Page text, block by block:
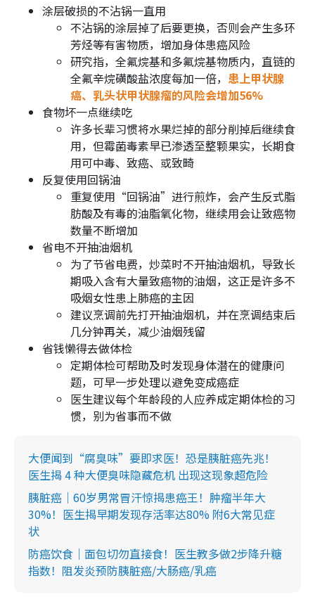
涂层破损的不沾锅一直用
不沾锅的涂层掉了后要更换，否则会产生多环
芳烃等有害物质，增加身体患癌风险
研究指，全氟烷基和多氟烷基物质内，直链的
全氟辛烷磺酸盐浓度每加一倍， 患上甲状腺
癌、乳头状甲状腺瘤的风险会增加56%
食物坏一点继续吃
许多长辈习惯将水果烂掉的部分削掉后继续食
用，但霉菌毒素早已渗透至整颗果实，长期食
用可中毒、致癌、或致畸
反复使用回锅油
重复使用“回锅油”进行煎炸，会产生反式脂
肪酸及有毒的油脂氧化物，继续用会让致癌物
数量不断增加
省电不开抽油烟机
为了节省电费，炒菜时不开抽油烟机，导致长
期吸入含有大量致癌物的油烟，这正是许多不
吸烟女性患上肺癌的主因
建议烹调前先打开抽油烟机，并在烹调结束后
几分钟再关，减少油烟残留
省钱懒得去做体检
定期体检可帮助及时发现身体潜在的健康问
题，可早一步处理以避免变成癌症
医生建议每个年龄段的人应养成定期体检的习
惯，别为省事而不做
大便闻到“腐臭味”要即求医！恐是胰脏癌先兆！
医生揭 4 种大便臭味隐藏危机 出现这现象超危险
胰脏癌｜60岁男常冒汗惊揭患癌王！肿瘤半年大
30%！医生揭早期发现存活率达80% 附6大常见症
状
防癌饮食｜面包切勿直接食！医生教多做2步降升糖
指数！阻发炎预防胰脏癌/大肠癌/乳癌